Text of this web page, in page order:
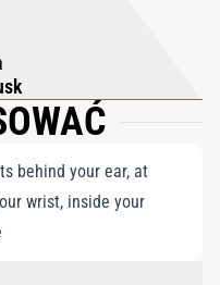
– wyrafinowaną,
prawdziwy wyraz
behind your ear, at
wrist, inside your